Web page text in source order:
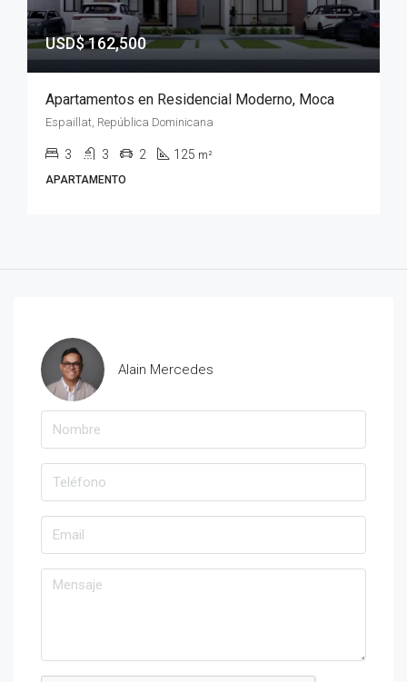
USD$ 162,500
Apartamentos en Residencial Moderno, Moca
Espaillat, República Dominicana
3 3 2 125 m²
APARTAMENTO
Alain Mercedes